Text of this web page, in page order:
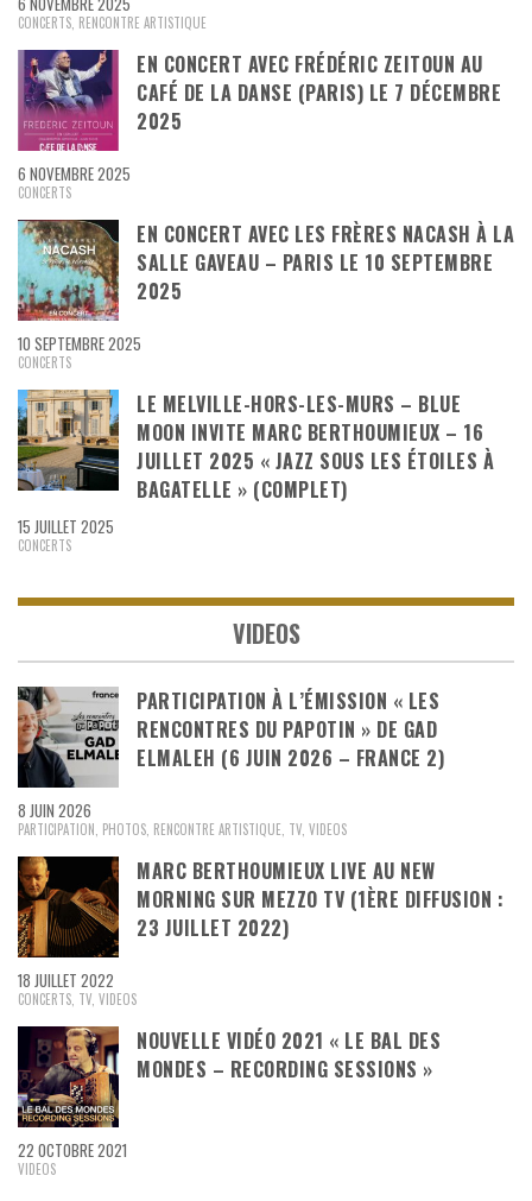
CONCERTS, RENCONTRE ARTISTIQUE
EN CONCERT AVEC FRÉDÉRIC ZEITOUN AU
CAFÉ DE LA DANSE (PARIS) LE 7 DÉCEMBRE
2025
6 NOVEMBRE 2025
CONCERTS
EN CONCERT AVEC LES FRÈRES NACASH À LA
SALLE GAVEAU – PARIS LE 10 SEPTEMBRE
2025
10 SEPTEMBRE 2025
CONCERTS
LE MELVILLE-HORS-LES-MURS – BLUE
MOON INVITE MARC BERTHOUMIEUX – 16
JUILLET 2025 « JAZZ SOUS LES ÉTOILES À
BAGATELLE » (COMPLET)
15 JUILLET 2025
CONCERTS
VIDEOS
PARTICIPATION À L’ÉMISSION « LES
RENCONTRES DU PAPOTIN » DE GAD
ELMALEH (6 JUIN 2026 – FRANCE 2)
8 JUIN 2026
PARTICIPATION PHOTOS RENCONTRE ARTISTIQUE TV VIDEOS
MARC BERTHOUMIEUX LIVE AU NEW
MORNING SUR MEZZO TV (1ÈRE DIFFUSION :
23 JUILLET 2022)
18 JUILLET 2022
CONCERTS TV VIDEOS
NOUVELLE VIDÉO 2021 « LE BAL DES
MONDES – RECORDING SESSIONS »
22 OCTOBRE 2021
VIDEOS